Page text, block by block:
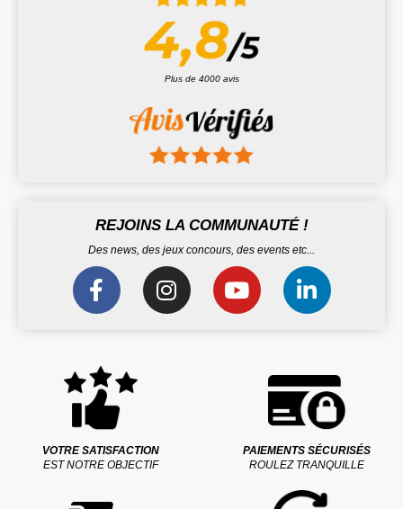
Plus de 4000 avis
REJOINS LA COMMUNAUTÉ !
Des news, des jeux concours, des events etc...
VOTRE SATISFACTION
EST NOTRE OBJECTIF
PAIEMENTS SÉCURISÉS
ROULEZ TRANQUILLE